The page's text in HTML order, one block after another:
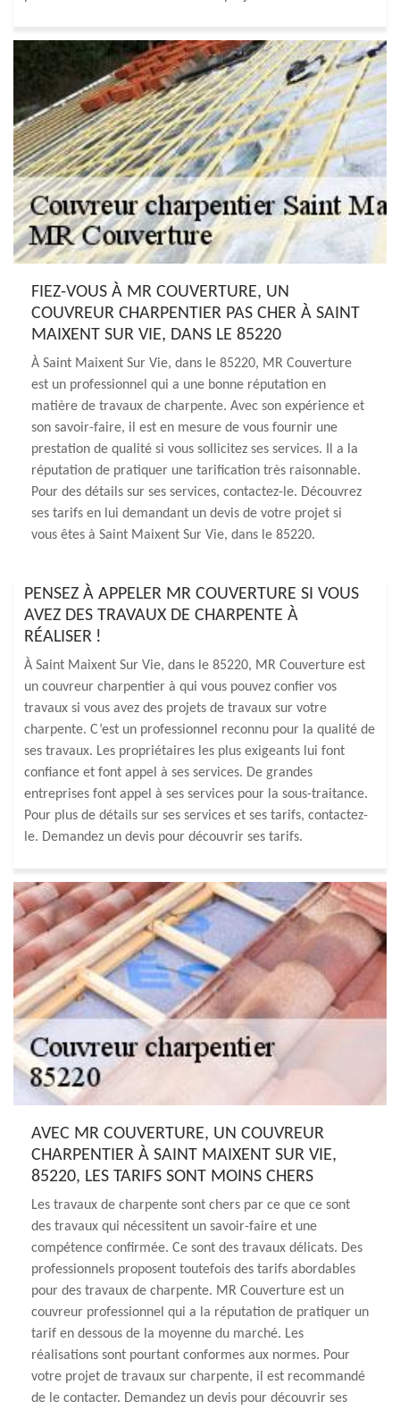
FIEZ-VOUS À MR COUVERTURE, UN
COUVREUR CHARPENTIER PAS CHER À SAINT
MAIXENT SUR VIE, DANS LE 85220
À Saint Maixent Sur Vie, dans le 85220, MR Couverture
est un professionnel qui a une bonne réputation en
matière de travaux de charpente. Avec son expérience et
son savoir-faire, il est en mesure de vous fournir une
prestation de qualité si vous sollicitez ses services. Il a la
réputation de pratiquer une tarification très raisonnable.
Pour des détails sur ses services, contactez-le. Découvrez
ses tarifs en lui demandant un devis de votre projet si
vous êtes à Saint Maixent Sur Vie, dans le 85220.
PENSEZ À APPELER MR COUVERTURE SI VOUS
AVEZ DES TRAVAUX DE CHARPENTE À
RÉALISER !
À Saint Maixent Sur Vie, dans le 85220, MR Couverture est
un couvreur charpentier à qui vous pouvez confier vos
travaux si vous avez des projets de travaux sur votre
charpente. C’est un professionnel reconnu pour la qualité de
ses travaux. Les propriétaires les plus exigeants lui font
confiance et font appel à ses services. De grandes
entreprises font appel à ses services pour la sous-traitance.
Pour plus de détails sur ses services et ses tarifs, contactez-
le. Demandez un devis pour découvrir ses tarifs.
AVEC MR COUVERTURE, UN COUVREUR
CHARPENTIER À SAINT MAIXENT SUR VIE,
85220, LES TARIFS SONT MOINS CHERS
Les travaux de charpente sont chers par ce que ce sont
des travaux qui nécessitent un savoir-faire et une
compétence confirmée. Ce sont des travaux délicats. Des
professionnels proposent toutefois des tarifs abordables
pour des travaux de charpente. MR Couverture est un
couvreur professionnel qui a la réputation de pratiquer un
tarif en dessous de la moyenne du marché. Les
réalisations sont pourtant conformes aux normes. Pour
votre projet de travaux sur charpente, il est recommandé
de le contacter. Demandez un devis pour découvrir ses